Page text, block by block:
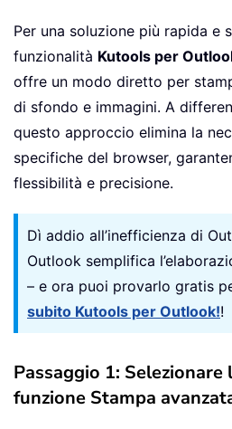
Per una soluzione più rapida e
funzionalità Kutools per
offre un modo diretto per
di sfondo e immagini. A
questo approccio elimina la
specifiche del browser,
flessibilità e precisione.
Dì addio all’inefficienza di
Outlook semplifica
– e ora puoi provarlo gratis
subito Kutools per Outlook!!
Passaggio 1:
funzione Stampa